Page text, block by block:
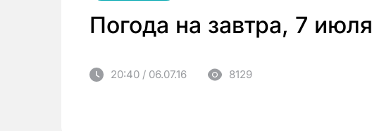
Погода на завтра, 7 июля
20:40 / 06.07.16 8129